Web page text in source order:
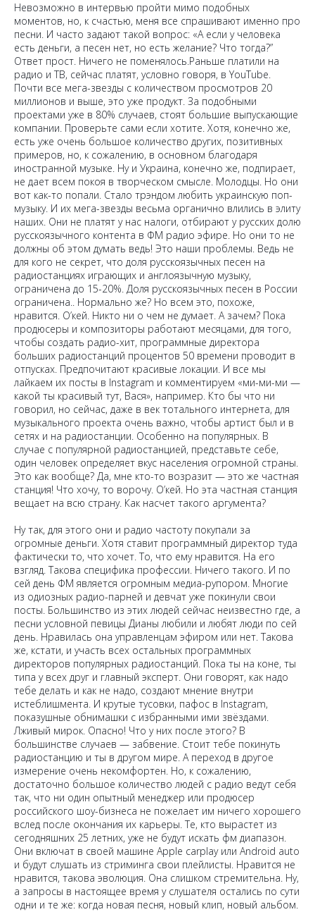
Невозможно в интервью пройти мимо подобных
моментов, но, к счастью, меня все спрашивают именно про
песни. И часто задают такой вопрос: «А если у человека
есть деньги, а песен нет, но есть желание? Что тогда?”
Ответ прост. Ничего не поменялось.Раньше платили на
радио и ТВ, сейчас платят, условно говоря, в YouTube.
Почти все мега-звезды с количеством просмотров 20
миллионов и выше, это уже продукт. За подобными
проектами уже в 80% случаев, стоят большие выпускающие
компании. Проверьте сами если хотите. Хотя, конечно же,
есть уже очень большое количество других, позитивных
примеров, но, к сожалению, в основном благодаря
иностранной музыке. Ну и Украина, конечно же, подпирает,
не дает всем покоя в творческом смысле. Молодцы. Но они
вот как-то попали. Стало трэндом любить украинскую поп-
музыку. И их мега-звезды весьма органично влились в элиту
наших. Они не платят у нас налоги, отбирают у русских долю
русскоязычного контента в ФМ радио эфире. Но они то не
должны об этом думать ведь! Это наши проблемы. Ведь не
для кого не секрет, что доля русскоязычных песен на
радиостанциях играющих и англоязычную музыку,
ограничена до 15-20%. Доля русскоязычных песен в России
ограничена.. Нормально же? Но всем это, похоже,
нравится. О’кей. Никто ни о чем не думает. А зачем? Пока
продюсеры и композиторы работают месяцами, для того,
чтобы создать радио-хит, программные директора
больших радиостанций процентов 50 времени проводит в
отпусках. Предпочитают красивые локации. И все мы
лайкаем их посты в Instagram и комментируем «ми-ми-ми —
какой ты красивый тут, Вася», например. Кто бы что ни
говорил, но сейчас, даже в век тотального интернета, для
музыкального проекта очень важно, чтобы артист был и в
сетях и на радиостанции. Особенно на популярных. В
случае с популярной радиостанцией, представьте себе,
один человек определяет вкус населения огромной страны.
Это как вообще? Да, мне кто-то возразит — это же частная
станция! Что хочу, то ворочу. О’кей. Но эта частная станция
вещает на всю страну. Как насчет такого аргумента?
Ну так, для этого они и радио частоту покупали за
огромные деньги. Хотя ставит программный директор туда
фактически то, что хочет. То, что ему нравится. На его
взгляд. Такова специфика профессии. Ничего такого. И по
сей день ФМ является огромным медиа-рупором. Многие
из одиозных радио-парней и девчат уже покинули свои
посты. Большинство из этих людей сейчас неизвестно где, а
песни условной певицы Дианы любили и любят люди по сей
день. Нравилась она управленцам эфиром или нет. Такова
же, кстати, и участь всех остальных программных
директоров популярных радиостанций. Пока ты на коне, ты
типа у всех друг и главный эксперт. Они говорят, как надо
тебе делать и как не надо, создают мнение внутри
истеблишмента. И крутые тусовки, пафос в Instagram,
показушные обнимашки с избранными ими звёздами.
Лживый мирок. Опасно! Что у них после этого? В
большинстве случаев — забвение. Стоит тебе покинуть
радиостанцию и ты в другом мире. А переход в другое
измерение очень некомфортен. Но, к сожалению,
достаточно большое количество людей с радио ведут себя
так, что ни один опытный менеджер или продюсер
российского шоу-бизнеса не пожелает им ничего хорошего
вслед после окончания их карьеры. Те, кто вырастет из
сегодняшних 25 летних, уже не будут искать фм диапазон.
Они включат в своей машине Apple carplay или Android auto
и будут слушать из стриминга свои плейлисты. Нравится не
нравится, такова эволюция. Она слишком стремительна. Ну,
а запросы в настоящее время у слушателя остались по сути
одни и те же: когда новая песня, новый клип, новый альбом.